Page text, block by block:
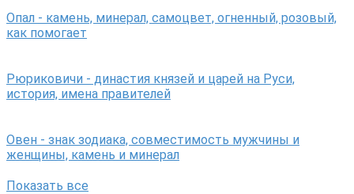
Опал - камень, минерал, самоцвет, огненный, розовый,
как помогает
Рюриковичи - династия князей и царей на Руси,
история, имена правителей
Овен - знак зодиака, совместимость мужчины и
женщины, камень и минерал
Показать все